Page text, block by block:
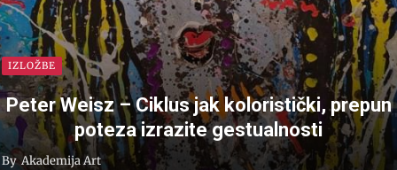
IZLOŽBE
Peter Weisz – Ciklus jak koloristički, prepun
poteza izrazite gestualnosti
By Akademija Art